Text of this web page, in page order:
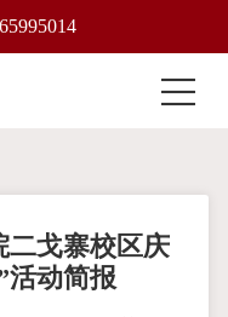
二戈寨校区庆
活动简报